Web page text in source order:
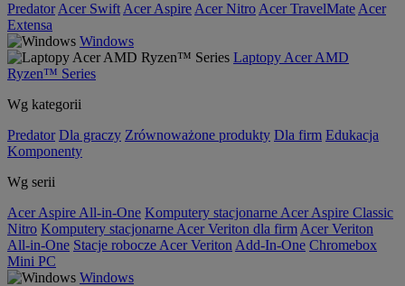
Predator Acer Swift Acer Aspire Acer Nitro Acer TravelMate Acer
Extensa
Windows
Laptopy Acer AMD
Ryzen™ Series
Wg kategorii
Predator Dla graczy Zrównoważone produkty Dla firm Edukacja
Komponenty
Wg serii
Acer Aspire All-in-One Komputery stacjonarne Acer Aspire Classic
Nitro Komputery stacjonarne Acer Veriton dla firm Acer Veriton
All-in-One Stacje robocze Acer Veriton Add-In-One Chromebox
Mini PC
Windows